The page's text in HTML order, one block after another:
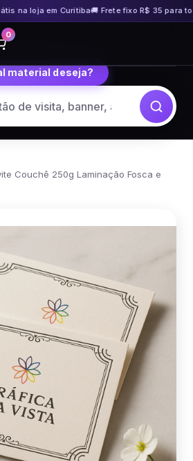
na loja em Curitiba🚚 Frete fixo R$ 35 para
0
material deseja?
Couchê 250g Laminação Fosca e